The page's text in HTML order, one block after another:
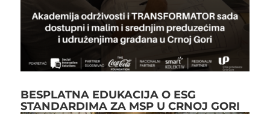
BESPLATNA EDUKACIJA O ESG
STANDARDIMA ZA MSP U CRNOJ GORI